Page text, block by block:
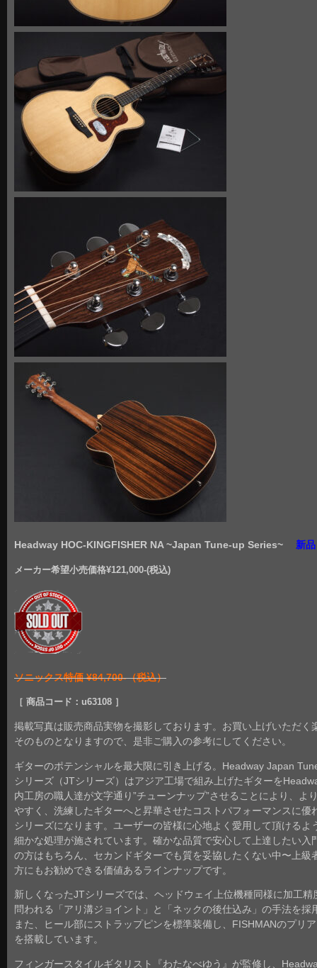
Headway HOC-KINGFISHER NA ~Japan Tune-up Series~ 新品
メーカー希望小売価格¥121,000-(税込)
ソニックス特価 ¥84,700-（税込）
［ 商品コード：u63108 ］
掲載写真は販売商品実物を撮影しております。お買い上げいただく
そのものとなりますので、是非ご購入の参考にしてください。
ギターのポテンシャルを最大限に引き上げる。Headway Japan
シリーズ（JTシリーズ）はアジア工場で組み上げたギターを
内工房の職人達が文字通り”チューンナップ”させることにより、よ
やすく、洗練したギターへと昇華させたコストパフォーマンスに優
シリーズになります。ユーザーの皆様に心地よく愛用して頂けるよ
細かな処理が施されています。確かな品質で安心して上達したい入
の方はもちろん、セカンドギターでも質を妥協したくない中〜上級
方にもお勧めできる価値あるラインナップです。
新しくなったJTシリーズでは、ヘッドウェイ上位機種同様に加工精
問われる「アリ溝ジョイント」と「ネックの後仕込み」の手法を採
また、ヒール部にストラップピンを標準装備し、FISHMANのプリ
を搭載しています。
フィンガースタイルギタリスト『わたなべゆう』が監修し、